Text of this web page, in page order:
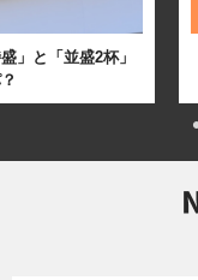
」と「並盛2杯」